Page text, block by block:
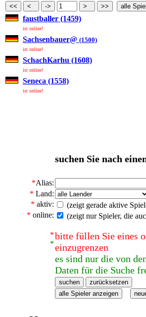
faustballer (1459)
ist online!
Sachsenbauer@ (1500)
ist online!
SchachKarhu (1608)
ist online!
Seneca (1558)
ist online!
suchen Sie nach
*Alias:
* Land:
* aktiv:
(zeigt gerade aktive
* online: (zeigt nur Spieler, die
*
*
bitte füllen Sie eines
einzugrenzen
es sind nur die von
Daten für die Suche